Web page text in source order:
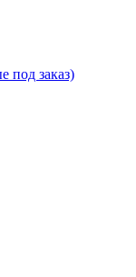
под заказ)